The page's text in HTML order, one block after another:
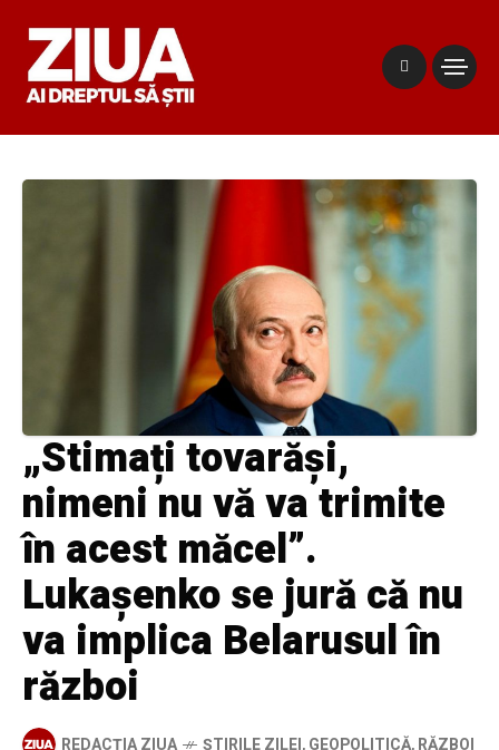
„Stimați tovarăși,
nimeni nu vă va trimite
în acest măcel”.
Lukașenko se jură că nu
va implica Belarusul în
război
REDACȚIA ZIUA ȘTIRILE ZILEI,GEOPOLITICĂ,RĂZBOI